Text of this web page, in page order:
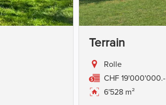
Terrain
Rolle
CHF 19'000'000.-
6'528 m²